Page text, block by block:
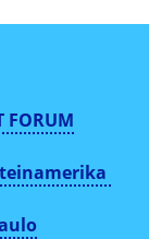
FORUM